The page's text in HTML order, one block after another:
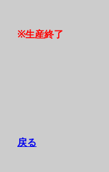
※生産終了
戻る